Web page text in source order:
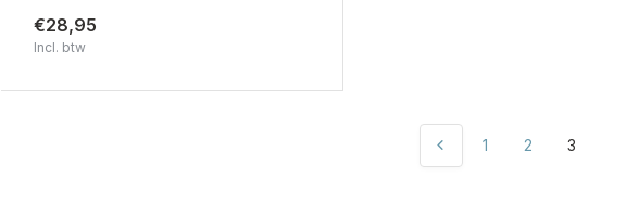
€28,95
Incl. btw
1 2 3